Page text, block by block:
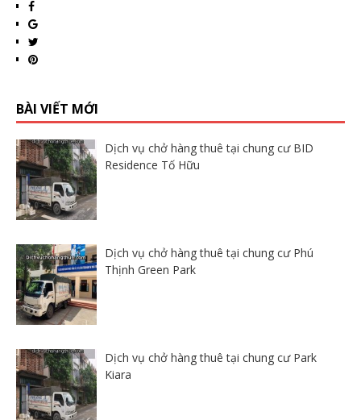
BÀI VIẾT MỚI
Dịch vụ chở hàng thuê tại chung cư BID
Residence Tố Hữu
Dịch vụ chở hàng thuê tại chung cư Phú
Thịnh Green Park
Dịch vụ chở hàng thuê tại chung cư Park
Kiara